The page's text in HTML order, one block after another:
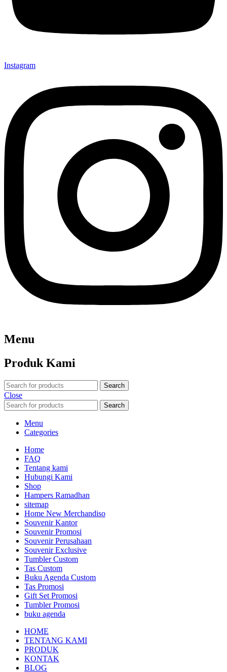
Instagram
Menu
Produk Kami
Search
Close
Search
Menu
Categories
Home
FAQ
Tentang kami
Hubungi Kami
Shop
Hampers Ramadhan
sitemap
Home New Merchandiso
Souvenir Kantor
Souvenir Promosi
Souvenir Perusahaan
Souvenir Exclusive
Tumbler Custom
Tas Custom
Buku Agenda Custom
Tas Promosi
Gift Set Promosi
Tumbler Promosi
buku agenda
HOME
TENTANG KAMI
PRODUK
KONTAK
BLOG